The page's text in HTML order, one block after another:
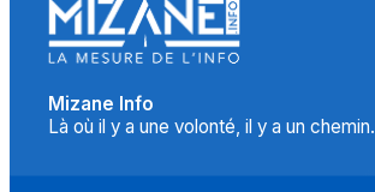
Mizane Info
Là où il y a une volonté, il y a un chemin.